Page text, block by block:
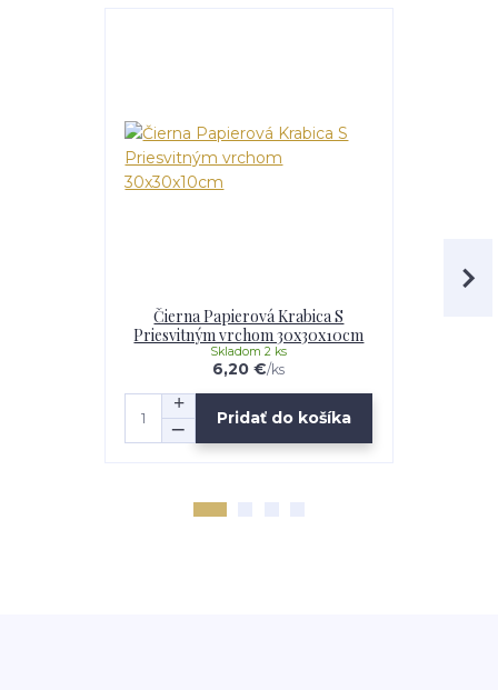
Čierna Papierová Krabica S
Priesvitným vrchom 30x30x10cm
6,20 €/ks
Skladom 2 ks
Pridať do košíka